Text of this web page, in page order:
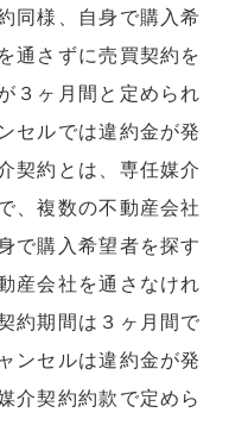
同様、自身で購入希
通さずに売買契約を
３ヶ月間と定められ
セルでは違約金が発
契約とは、専任媒介
、複数の不動産会社
で購入希望者を探す
産会社を通さなけれ
約期間は３ヶ月間で
ンセルは違約金が発
介契約約款で定めら